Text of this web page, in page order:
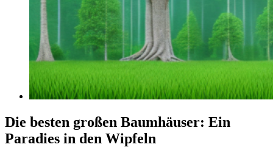
Die besten großen Baumhäuser: Ein
Paradies in den Wipfeln